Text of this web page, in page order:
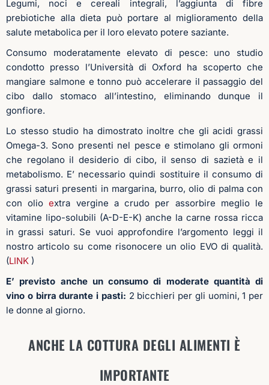
Legumi, noci e cereali integrali, l’aggiunta di fibre
prebiotiche alla dieta può portare al miglioramento della
salute metabolica per il loro elevato potere saziante.
Consumo moderatamente elevato di pesce: uno studio
condotto presso l’Università di Oxford ha scoperto che
mangiare salmone e tonno può accelerare il passaggio del
cibo dallo stomaco all’intestino, eliminando dunque il
gonfiore.
Lo stesso studio ha dimostrato inoltre che gli acidi grassi
Omega-3. Sono presenti nel pesce e stimolano gli ormoni
che regolano il desiderio di cibo, il senso di sazietà e il
metabolismo. E’ necessario quindi sostituire il consumo di
grassi saturi presenti in margarina, burro, olio di palma con
con olioextra vergine a crudo per assorbire meglio le
vitamine lipo-solubili (A-D-E-K) anche la carne rossa ricca
in grassi saturi. Se vuoi approfondire l’argomento leggi il
nostro articolo su come risonocere un olio EVO di qualità.
(LINK )
E’ previsto anche un consumo di moderate quantità di
vino o birra durante i pasti: 2 bicchieri per gli uomini, 1 per
le donne al giorno.
ANCHE LA COTTURA DEGLI ALIMENTI È
IMPORTANTE